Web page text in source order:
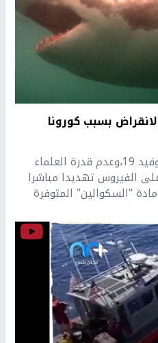
بسبب كورونا
يشكل استمرار تفشي وباء كوفيد 19،وعدم قدرة العلماء
الفيروس تهديدا مباشرا
"السكوالين" المتوفرة